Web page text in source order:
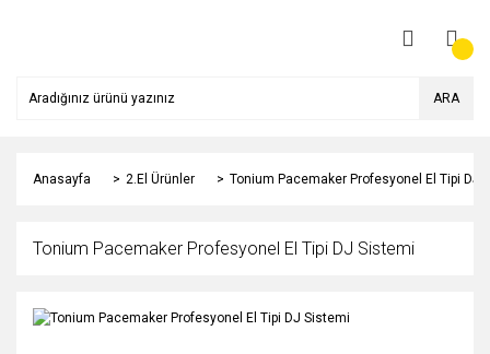
ARA
Anasayfa 2.El Ürünler Tonium Pacemaker Profesyonel El Tipi DJ
Tonium Pacemaker Profesyonel El Tipi DJ Sistemi